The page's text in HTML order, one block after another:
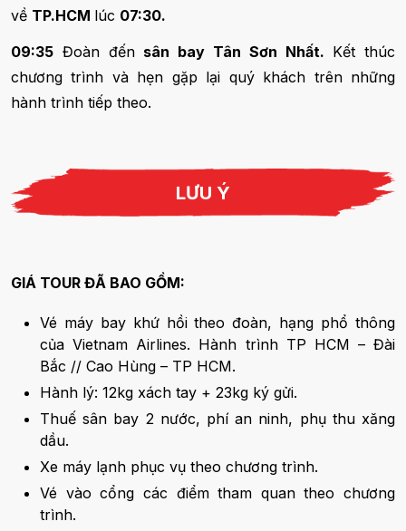
về TP.HCM lúc 07:30.
09:35 Đoàn đến sân bay Tân Sơn Nhất. Kết thúc
chương trình và hẹn gặp lại quý khách trên những
hành trình tiếp theo.
LƯU Ý
GIÁ TOUR ĐÃ BAO GỒM:
Vé máy bay khứ hồi theo đoàn, hạng phổ thông
của Vietnam Airlines. Hành trình TP HCM – Đài
Bắc // Cao Hùng – TP HCM.
Hành lý: 12kg xách tay + 23kg ký gửi.
Thuế sân bay 2 nước, phí an ninh, phụ thu xăng
dầu.
Xe máy lạnh phục vụ theo chương trình.
Vé vào cổng các điểm tham quan theo chương
trình.